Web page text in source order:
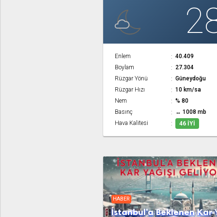
Enlem
40.409
Boylam
27.304
Rüzgar Yönü
Güneydoğu
Rüzgar Hızı
10 km/sa
Nem
% 80
Basınç
↔ 1008 mb
Hava Kalitesi
46 İYI
HABER
İstanbul'a Beklenen Kar